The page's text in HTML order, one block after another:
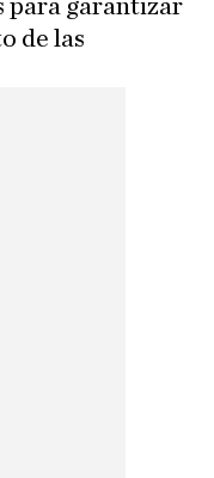
para garantizar
de las